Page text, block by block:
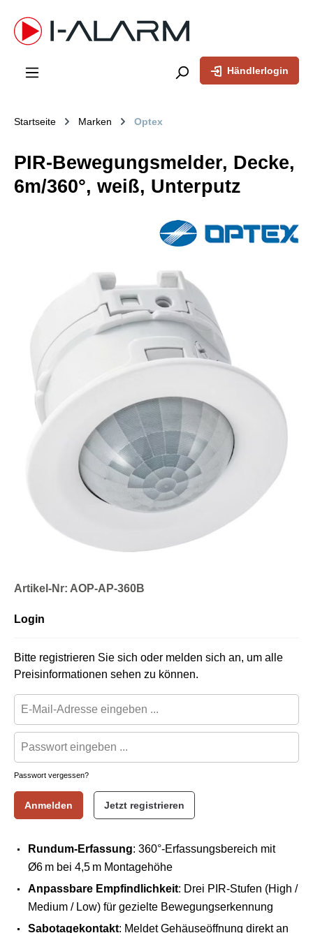
springen
Händlerlogin
Startseite Marken Optex
PIR-Bewegungsmelder, Decke,
6m/360°, weiß, Unterputz
Artikel-Nr: AOP-AP-360B
Login
Bitte registrieren Sie sich oder melden sich an, um alle
Preisinformationen sehen zu können.
Passwort vergessen?
Anmelden Jetzt registrieren
Rundum-Erfassung: 360°-Erfassungsbereich mit
Ø6 m bei 4,5 m Montagehöhe
Anpassbare Empfindlichkeit: Drei PIR-Stufen (High /
Medium / Low) für gezielte Bewegungserkennung
Sabotagekontakt: Meldet Gehäuseöffnung direkt an